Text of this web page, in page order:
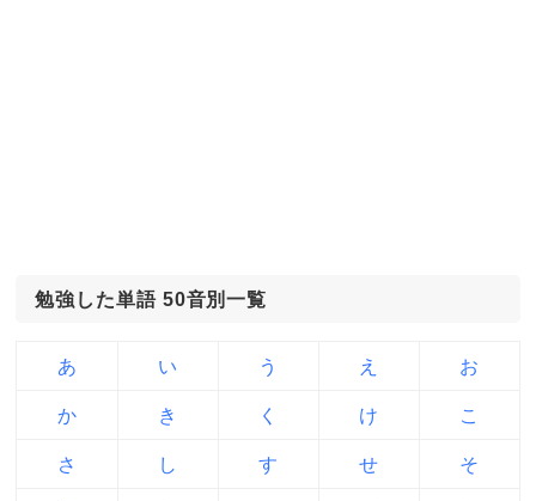
勉強した単語 50音別一覧
あ い う え お
か き く け こ
さ し す せ そ